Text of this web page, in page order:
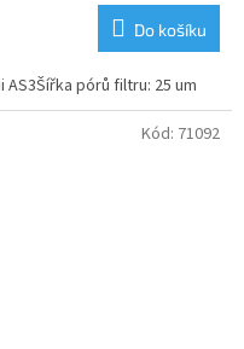
Do košíku
pórů filtru: 25 um
Kód: 71092